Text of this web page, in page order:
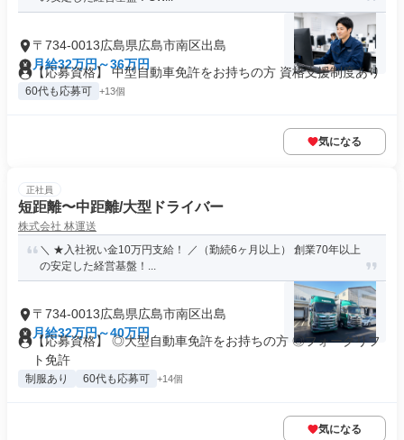
〒734-0013広島県広島市南区出島
月給32万円～36万円
【応募資格】 中型自動車免許をお持ちの方 資格支援制度あり
60代も応募可 +13個
気になる
正社員
短距離〜中距離/大型ドライバー
株式会社 林運送
＼ ★入社祝い金10万円支給！ ／（勤続6ヶ月以上） 創業70年以上
の安定した経営基盤！...
〒734-0013広島県広島市南区出島
月給32万円～40万円
【応募資格】 ◎大型自動車免許をお持ちの方 ◎フォークリフ
ト免許
制服あり 60代も応募可 +14個
気になる